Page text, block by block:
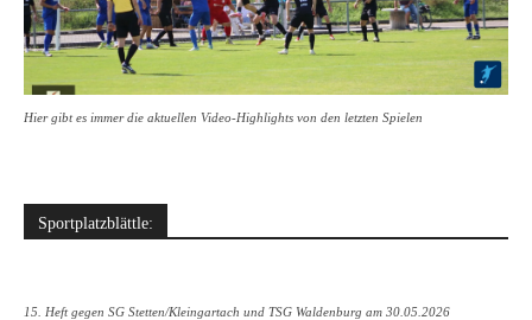
Hier gibt es immer die aktuellen Video-Highlights von den letzten Spielen
Sportplatzblättle:
15. Heft gegen SG Stetten/Kleingartach und TSG Waldenburg am 30.05.2026